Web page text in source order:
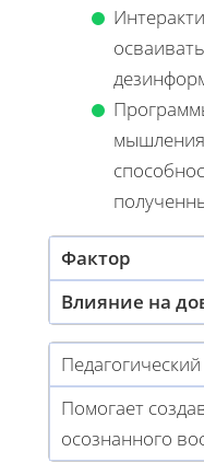
Фактор
Влияние на
Помогает
осознанного